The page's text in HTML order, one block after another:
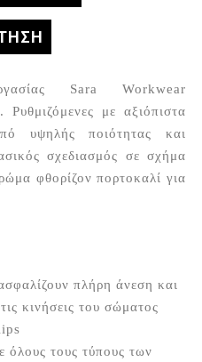
Sara Workwear
με αξιόπιστα
υψηλής ποιότητας και
σχεδιασμός σε σχήμα
φθορίζον πορτοκαλί για
πλήρη άνεση και
κινήσεις του σώματος
όλους τους τύπους των